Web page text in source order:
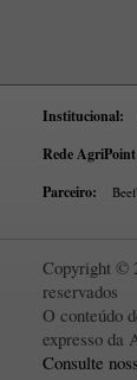
Institucional:
Rede
Parceiro:
Copyright ©
reservados
O conteúdo
expresso da
Consulte